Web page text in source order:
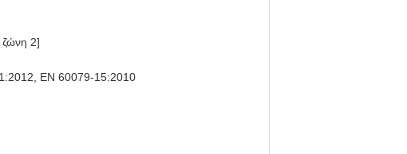
2]
EN 60079-15:2010